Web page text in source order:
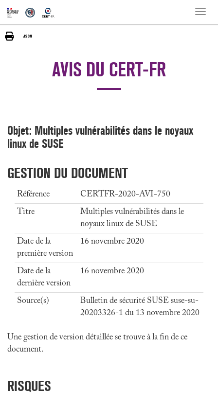
Toggle
AVIS DU CERT-FR
Objet: Multiples vulnérabilités dans le noyaux
linux de SUSE
GESTION DU DOCUMENT
Référence
CERTFR-2020-AVI-750
Titre
Multiples vulnérabilités dans le
noyaux linux de SUSE
Date de la
première version
16 novembre 2020
Date de la
dernière version
16 novembre 2020
Source(s)
Bulletin de sécurité SUSE suse-su-
20203326-1 du 13 novembre 2020
Une gestion de version détaillée se trouve à la fin de ce
document.
RISQUES